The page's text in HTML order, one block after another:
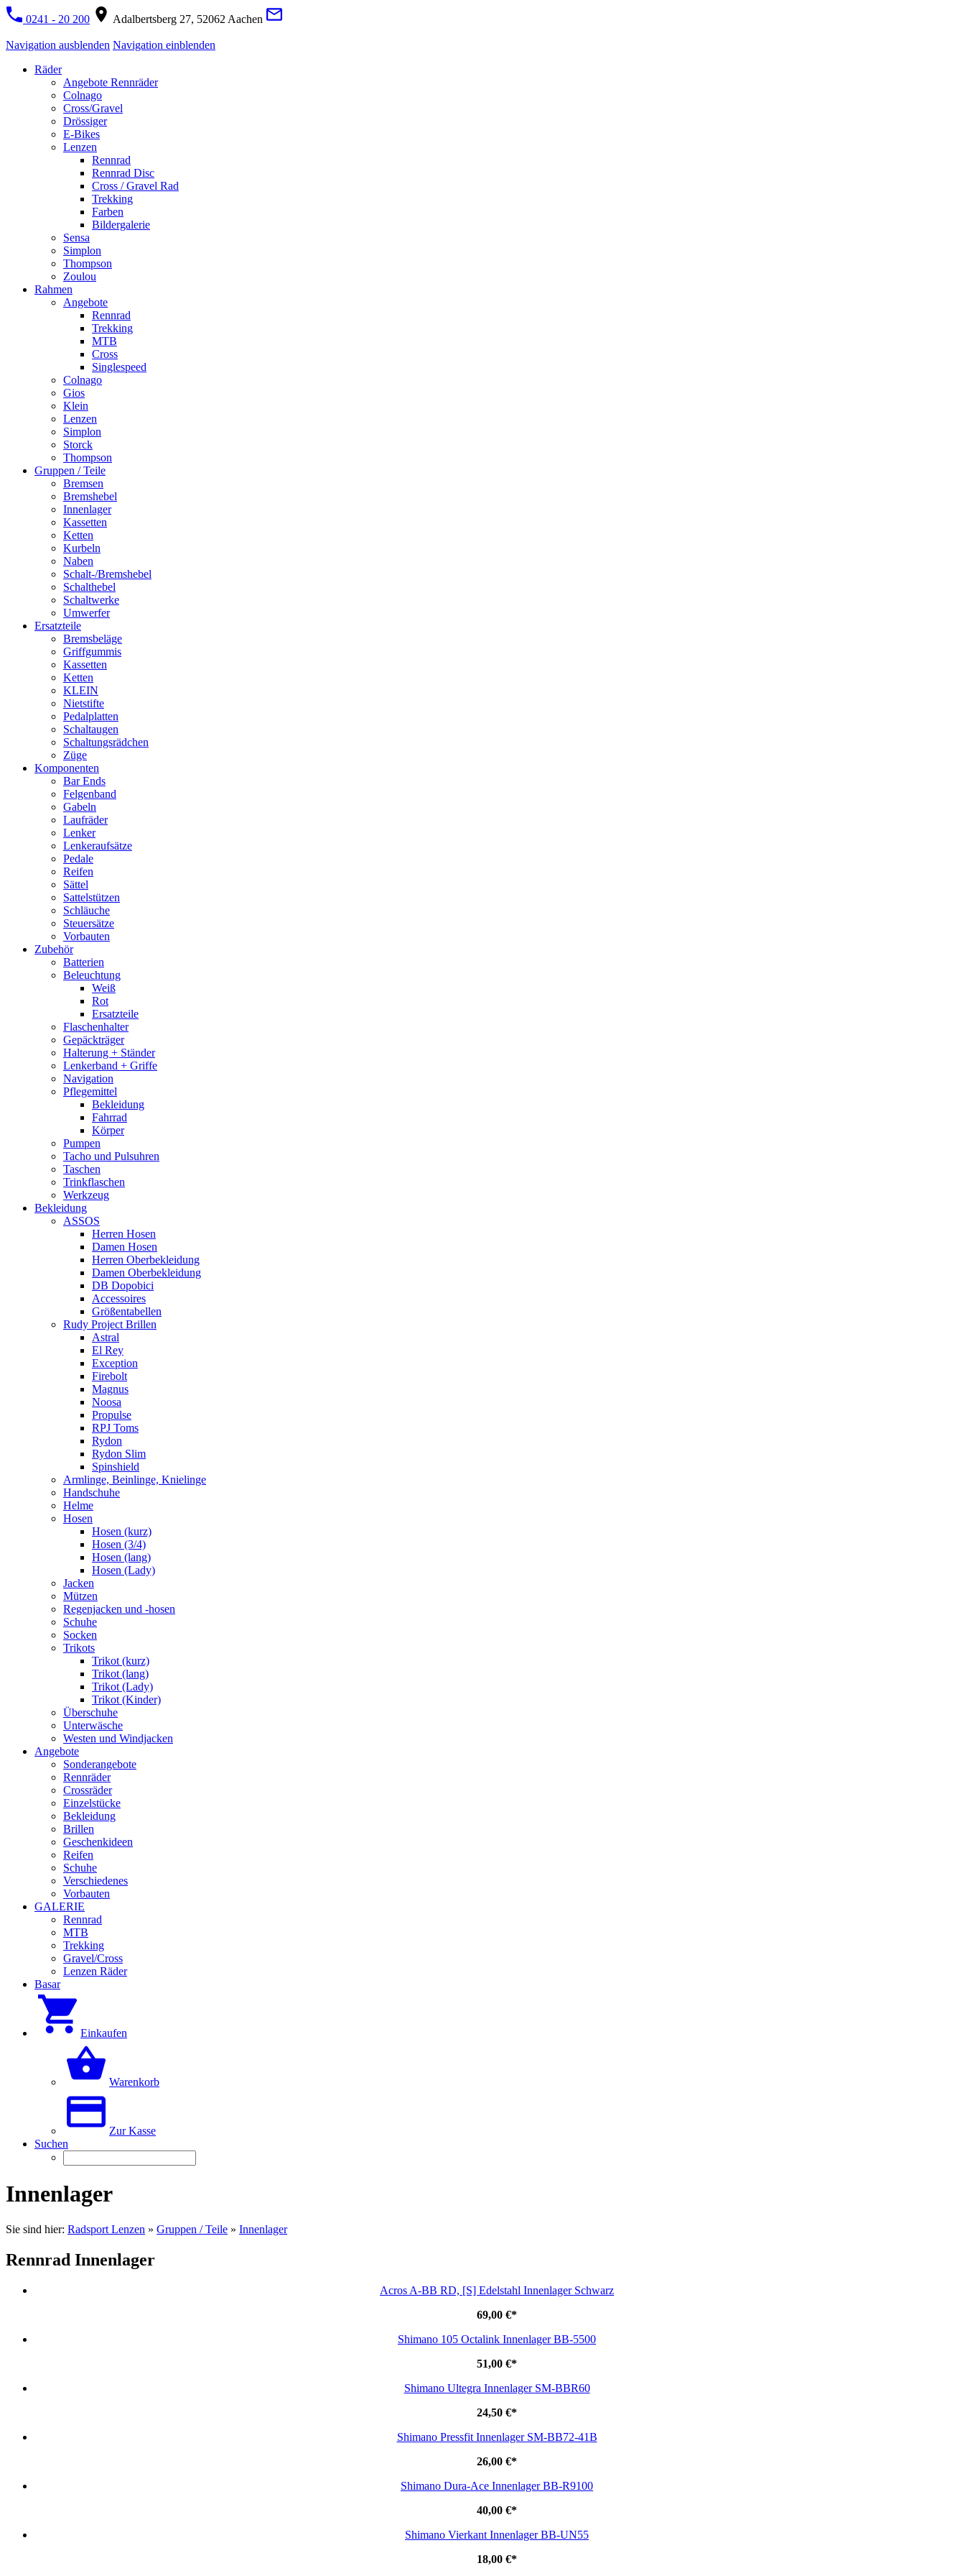
0241 - 20 200 Adalbertsberg 27, 52062 Aachen
Navigation ausblenden Navigation einblenden
Räder
Angebote Rennräder
Colnago
Cross/Gravel
Drössiger
E-Bikes
Lenzen
Rennrad
Rennrad Disc
Cross / Gravel Rad
Trekking
Farben
Bildergalerie
Sensa
Simplon
Thompson
Zoulou
Rahmen
Angebote
Rennrad
Trekking
MTB
Cross
Singlespeed
Colnago
Gios
Klein
Lenzen
Simplon
Storck
Thompson
Gruppen / Teile
Bremsen
Bremshebel
Innenlager
Kassetten
Ketten
Kurbeln
Naben
Schalt-/Bremshebel
Schalthebel
Schaltwerke
Umwerfer
Ersatzteile
Bremsbeläge
Griffgummis
Kassetten
Ketten
KLEIN
Nietstifte
Pedalplatten
Schaltaugen
Schaltungsrädchen
Züge
Komponenten
Bar Ends
Felgenband
Gabeln
Laufräder
Lenker
Lenkeraufsätze
Pedale
Reifen
Sättel
Sattelstützen
Schläuche
Steuersätze
Vorbauten
Zubehör
Batterien
Beleuchtung
Weiß
Rot
Ersatzteile
Flaschenhalter
Gepäckträger
Halterung + Ständer
Lenkerband + Griffe
Navigation
Pflegemittel
Bekleidung
Fahrrad
Körper
Pumpen
Tacho und Pulsuhren
Taschen
Trinkflaschen
Werkzeug
Bekleidung
ASSOS
Herren Hosen
Damen Hosen
Herren Oberbekleidung
Damen Oberbekleidung
DB Dopobici
Accessoires
Größentabellen
Rudy Project Brillen
Astral
El Rey
Exception
Firebolt
Magnus
Noosa
Propulse
RPJ Toms
Rydon
Rydon Slim
Spinshield
Armlinge, Beinlinge, Knielinge
Handschuhe
Helme
Hosen
Hosen (kurz)
Hosen (3/4)
Hosen (lang)
Hosen (Lady)
Jacken
Mützen
Regenjacken und -hosen
Schuhe
Socken
Trikots
Trikot (kurz)
Trikot (lang)
Trikot (Lady)
Trikot (Kinder)
Überschuhe
Unterwäsche
Westen und Windjacken
Angebote
Sonderangebote
Rennräder
Crossräder
Einzelstücke
Bekleidung
Brillen
Geschenkideen
Reifen
Schuhe
Verschiedenes
Vorbauten
GALERIE
Rennrad
MTB
Trekking
Gravel/Cross
Lenzen Räder
Basar
Einkaufen
Warenkorb
Zur Kasse
Suchen
Innenlager
Sie sind hier: Radsport Lenzen » Gruppen / Teile » Innenlager
Rennrad Innenlager
Acros A-BB RD, [S] Edelstahl Innenlager Schwarz
69,00 €*
Shimano 105 Octalink Innenlager BB-5500
51,00 €*
Shimano Ultegra Innenlager SM-BBR60
24,50 €*
Shimano Pressfit Innenlager SM-BB72-41B
26,00 €*
Shimano Dura-Ace Innenlager BB-R9100
40,00 €*
Shimano Vierkant Innenlager BB-UN55
18,00 €*